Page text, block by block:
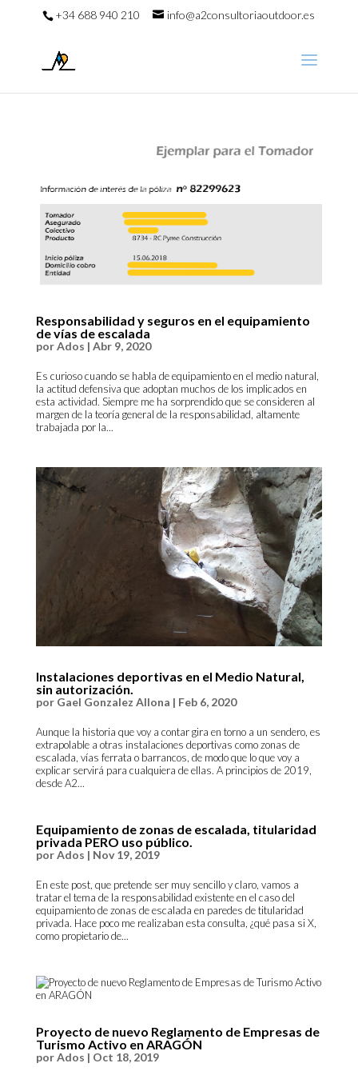
+34 688 940 210 info@a2consultoriaoutdoor.es
Responsabilidad y seguros en el equipamiento
de vías de escalada
porAdos | Abr 9, 2020
Es curioso cuando se habla de equipamiento en el medio natural,
la actitud defensiva que adoptan muchos de los implicados en
esta actividad. Siempre me ha sorprendido que se consideren al
margen de la teoría general de la responsabilidad, altamente
trabajada por la...
Instalaciones deportivas en el Medio Natural,
sin autorización.
por Gael Gonzalez Allona | Feb 6, 2020
Aunque la historia que voy a contar gira en torno a un sendero, es
extrapolable a otras instalaciones deportivas como zonas de
escalada, vías ferrata o barrancos, de modo que lo que voy a
explicar servirá para cualquiera de ellas. A principios de 2019,
desde A2...
Equipamiento de zonas de escalada, titularidad
privada PERO uso público.
porAdos | Nov 19, 2019
En este post, que pretende ser muy sencillo y claro, vamos a
tratar el tema de la responsabilidad existente en el caso del
equipamiento de zonas de escalada en paredes de titularidad
privada. Hace poco me realizaban esta consulta, ¿qué pasa si X,
como propietario de...
Proyecto de nuevo Reglamento de Empresas de
Turismo Activo en ARAGÓN
porAdos | Oct 18, 2019